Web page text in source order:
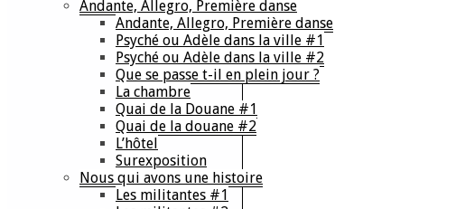
Andante, Allegro, Première danse
Andante, Allegro, Première danse
Psyché ou Adèle dans la ville #1
Psyché ou Adèle dans la ville #2
Que se passe t-il en plein jour ?
La chambre
Quai de la Douane #1
Quai de la douane #2
L’hôtel
Surexposition
Nous qui avons une histoire
Les militantes #1